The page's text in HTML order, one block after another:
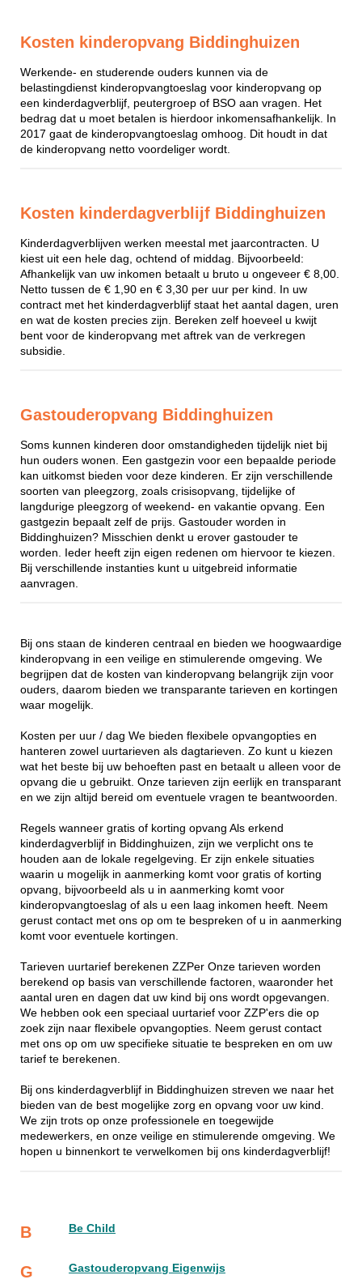
Kosten kinderopvang Biddinghuizen
Werkende- en studerende ouders kunnen via de
belastingdienst kinderopvangtoeslag voor kinderopvang op
een kinderdagverblijf, peutergroep of BSO aan vragen. Het
bedrag dat u moet betalen is hierdoor inkomensafhankelijk. In
2017 gaat de kinderopvangtoeslag omhoog. Dit houdt in dat
de kinderopvang netto voordeliger wordt.
Kosten kinderdagverblijf Biddinghuizen
Kinderdagverblijven werken meestal met jaarcontracten. U
kiest uit een hele dag, ochtend of middag. Bijvoorbeeld:
Afhankelijk van uw inkomen betaalt u bruto u ongeveer € 8,00.
Netto tussen de € 1,90 en € 3,30 per uur per kind. In uw
contract met het kinderdagverblijf staat het aantal dagen, uren
en wat de kosten precies zijn. Bereken zelf hoeveel u kwijt
bent voor de kinderopvang met aftrek van de verkregen
subsidie.
Gastouderopvang Biddinghuizen
Soms kunnen kinderen door omstandigheden tijdelijk niet bij
hun ouders wonen. Een gastgezin voor een bepaalde periode
kan uitkomst bieden voor deze kinderen. Er zijn verschillende
soorten van pleegzorg, zoals crisisopvang, tijdelijke of
langdurige pleegzorg of weekend- en vakantie opvang. Een
gastgezin bepaalt zelf de prijs. Gastouder worden in
Biddinghuizen? Misschien denkt u erover gastouder te
worden. Ieder heeft zijn eigen redenen om hiervoor te kiezen.
Bij verschillende instanties kunt u uitgebreid informatie
aanvragen.
Bij ons staan de kinderen centraal en bieden we hoogwaardige
kinderopvang in een veilige en stimulerende omgeving. We
begrijpen dat de kosten van kinderopvang belangrijk zijn voor
ouders, daarom bieden we transparante tarieven en kortingen
waar mogelijk.
Kosten per uur / dag We bieden flexibele opvangopties en
hanteren zowel uurtarieven als dagtarieven. Zo kunt u kiezen
wat het beste bij uw behoeften past en betaalt u alleen voor de
opvang die u gebruikt. Onze tarieven zijn eerlijk en transparant
en we zijn altijd bereid om eventuele vragen te beantwoorden.
Regels wanneer gratis of korting opvang Als erkend
kinderdagverblijf in Biddinghuizen, zijn we verplicht ons te
houden aan de lokale regelgeving. Er zijn enkele situaties
waarin u mogelijk in aanmerking komt voor gratis of korting
opvang, bijvoorbeeld als u in aanmerking komt voor
kinderopvangtoeslag of als u een laag inkomen heeft. Neem
gerust contact met ons op om te bespreken of u in aanmerking
komt voor eventuele kortingen.
Tarieven uurtarief berekenen ZZPer Onze tarieven worden
berekend op basis van verschillende factoren, waaronder het
aantal uren en dagen dat uw kind bij ons wordt opgevangen.
We hebben ook een speciaal uurtarief voor ZZP'ers die op
zoek zijn naar flexibele opvangopties. Neem gerust contact
met ons op om uw specifieke situatie te bespreken en om uw
tarief te berekenen.
Bij ons kinderdagverblijf in Biddinghuizen streven we naar het
bieden van de best mogelijke zorg en opvang voor uw kind.
We zijn trots op onze professionele en toegewijde
medewerkers, en onze veilige en stimulerende omgeving. We
hopen u binnenkort te verwelkomen bij ons kinderdagverblijf!
B Be Child
G Gastouderopvang Eigenwijs